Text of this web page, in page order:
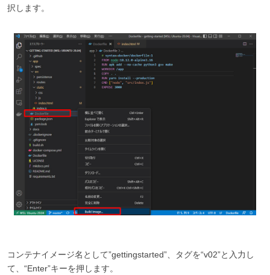
択します。
コンテナイメージ名として”gettingstarted”、タグを“v02”と入力し
て、“Enter”キーを押します。